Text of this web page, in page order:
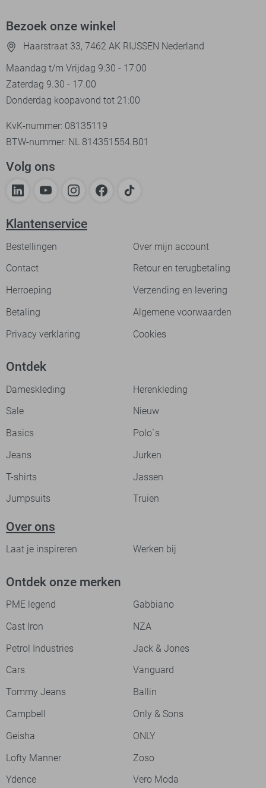
Bezoek onze winkel
Haarstraat 33, 7462 AK RIJSSEN Nederland
Maandag t/m Vrijdag 9:30 - 17:00
Zaterdag 9.30 - 17.00
Donderdag koopavond tot 21:00
KvK-nummer: 08135119
BTW-nummer: NL 814351554.B01
Volg ons
Klantenservice
Bestellingen
Over mijn account
Contact
Retour en terugbetaling
Herroeping
Verzending en levering
Betaling
Algemene voorwaarden
Privacy verklaring
Cookies
Ontdek
Dameskleding
Herenkleding
Sale
Nieuw
Basics
Polo`s
Jeans
Jurken
T-shirts
Jassen
Jumpsuits
Truien
Over ons
Laat je inspireren Werken bij
Ontdek onze merken
PME legend
Gabbiano
Cast Iron
NZA
Petrol Industries
Jack & Jones
Cars
Vanguard
Tommy Jeans
Ballin
Campbell
Only & Sons
Geisha
ONLY
Lofty Manner
Zoso
Ydence
Vero Moda